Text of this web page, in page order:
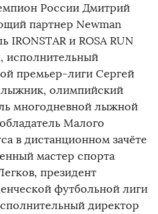
России Дмитрий
партнер Newman
IRONSTAR и ROSA RUN
исполнительный
премьер-лиги Сергей
олимпийский
многодневной лыжной
Малого
в дистанционном зачёте
мастер спорта
президент
футбольной лиги
директор